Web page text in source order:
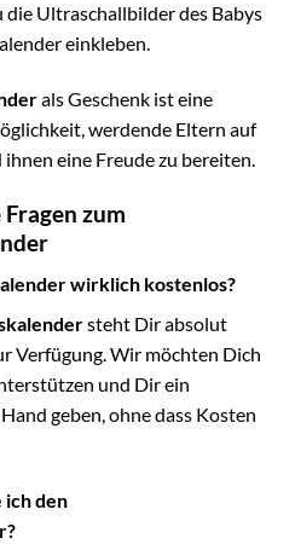
die Ultraschallbilder des Babys
einkleben.
als Geschenk ist eine
werdende Eltern auf
eine Freude zu bereiten.
zum
wirklich kostenlos?
steht Dir absolut
Verfügung. Wir möchten Dich
und Dir ein
geben, ohne dass Kosten
ich den